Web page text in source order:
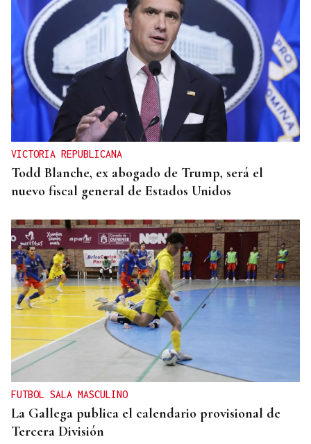
VICTORIA REPUBLICANA
Todd Blanche, ex abogado de Trump, será el
nuevo fiscal general de Estados Unidos
FUTBOL SALA MASCULINO
La Gallega publica el calendario provisional de
Tercera División